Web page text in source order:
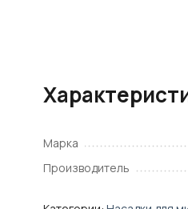
Марка
Производитель